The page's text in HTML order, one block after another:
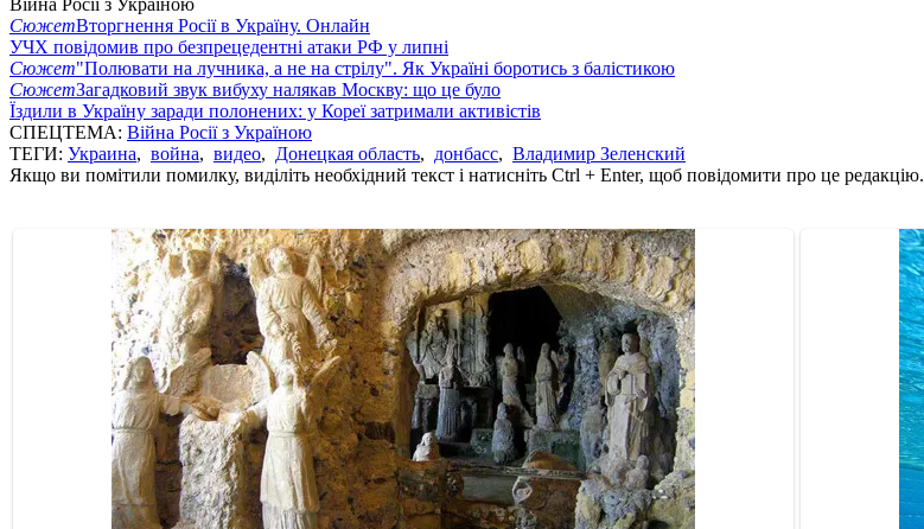
СюжетВторгнення Росії в Україну. Онлайн
УЧХ повідомив про безпрецедентні атаки РФ у липні
Сюжет"Полювати на лучника, а не на стрілу". Як Україні боротись з балістикою
СюжетЗагадковий звук вибуху налякав Москву: що це було
Їздили в Україну заради полонених: у Кореї затримали активістів
СПЕЦТЕМА: Війна Росії з Україною
ТЕГИ: Украина, война, видео, Донецкая область, донбасс, Владимир Зеленский
Якщо ви помітили помилку, виділіть необхідний текст і натисніть Ctrl + Enter, щоб повідомити про це редакцію.